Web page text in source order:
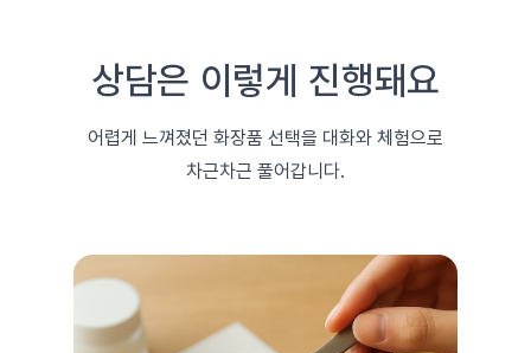
상담은 이렇게 진행돼요
어렵게 느껴졌던 화장품 선택을 대화와 체험으로
차근차근 풀어갑니다.